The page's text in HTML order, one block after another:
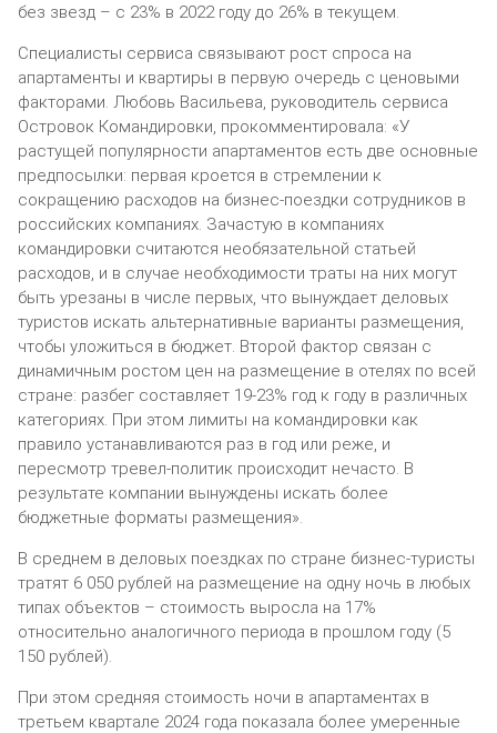
без звезд – с 23% в 2022 году до 26% в текущем.
Специалисты сервиса связывают рост спроса на
апартаменты и квартиры в первую очередь с ценовыми
факторами. Любовь Васильева, руководитель сервиса
Островок Командировки, прокомментировала: «У
растущей популярности апартаментов есть две основные
предпосылки: первая кроется в стремлении к
сокращению расходов на бизнес-поездки сотрудников в
российских компаниях. Зачастую в компаниях
командировки считаются необязательной статьей
расходов, и в случае необходимости траты на них могут
быть урезаны в числе первых, что вынуждает деловых
туристов искать альтернативные варианты размещения,
чтобы уложиться в бюджет. Второй фактор связан с
динамичным ростом цен на размещение в отелях по всей
стране: разбег составляет 19-23% год к году в различных
категориях. При этом лимиты на командировки как
правило устанавливаются раз в год или реже, и
пересмотр тревел-политик происходит нечасто. В
результате компании вынуждены искать более
бюджетные форматы размещения».
В среднем в деловых поездках по стране бизнес-туристы
тратят 6 050 рублей на размещение на одну ночь в любых
типах объектов – стоимость выросла на 17%
относительно аналогичного периода в прошлом году (5
150 рублей).
При этом средняя стоимость ночи в апартаментах в
третьем квартале 2024 года показала более умеренные